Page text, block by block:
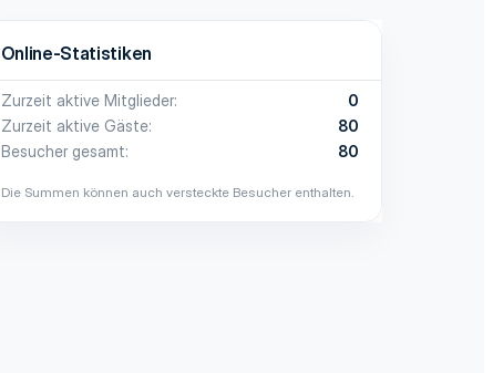
Online-Statistiken
Zurzeit aktive Mitglieder
0
Zurzeit aktive Gäste
80
Besucher gesamt
80
Die Summen können auch versteckte Besucher enthalten.